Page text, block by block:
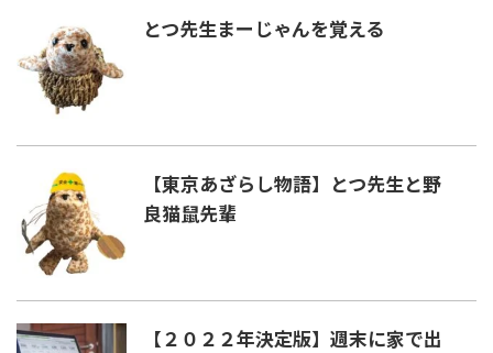
とつ先生まーじゃんを覚える
【東京あざらし物語】とつ先生と野
良猫鼠先輩
【２０２２年決定版】週末に家で出